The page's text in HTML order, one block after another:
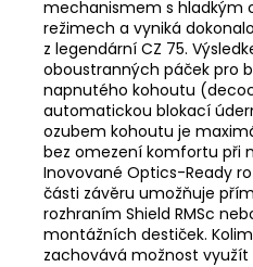
mechanismem s hladkým
režimech a vyniká
z legendární CZ 75.
oboustranných páček pro
napnutého kohoutu
automatickou blokací
ozubem kohoutu je
bez omezení komfortu při
Inovované Optics-Ready
části závěru umožňuje
rozhraním Shield RMSc
montážních destiček.
zachovává možnost